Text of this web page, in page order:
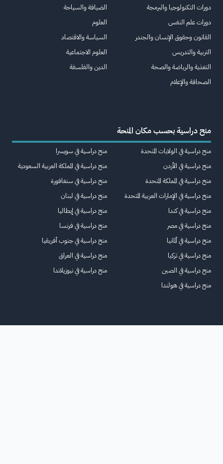
دورات التكنولوجيا والبرمجة
دورات علم النفس
القانون وحقوق الإنسان والجندر
التربية والتدريس
التغذية والرياضة والصحة
الصحافة والإعلام
الضيافة والسياحة
العلوم
السياسة والاقتصاد
العلوم الاجتماعية
الدين والفلسفة
منح دراسية بحسب مكان المنحة
منح دراسية في الولايات المتحدة
منح دراسية في الأردن
منح دراسية في المملكة المتحدة
منح دراسية في الإمارات العربية المتحدة
منح دراسية في كندا
منح دراسية في مصر
منح دراسية في ألمانيا
منح دراسية في تركيا
منح دراسية في الصين
منح دراسية في هولندا
منح دراسية في سويسرا
منح دراسية في المملكة العربية السعودية
منح دراسية في سنغافورة
منح دراسية في لبنان
منح دراسية في إيطاليا
منح دراسية في فرنسا
منح دراسية في جنوب أفريقيا
منح دراسية في العراق
منح دراسية في نيوزيلاندا